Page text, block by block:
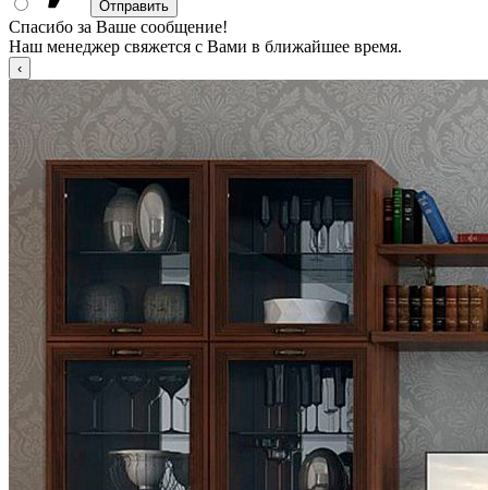
Спасибо за Ваше сообщение!
Наш менеджер свяжется с Вами в ближайшее время.